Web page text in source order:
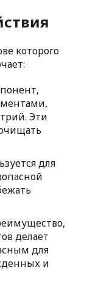
которого
Эти
для
делает
для
и